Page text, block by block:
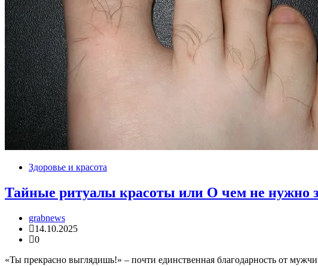
Здоровье и красота
Тайные ритуалы красоты или О чем не нужно
grabnews
14.10.2025
0
«Ты прекрасно выглядишь!» – почти единственная благодарность от